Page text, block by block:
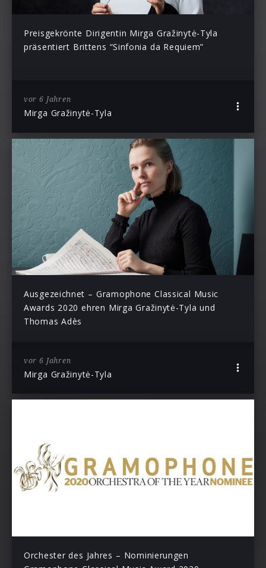
Preisgekrönte Dirigentin Mirga Gražinytė-Tyla
präsentiert Brittens “Sinfonia da Requiem”
vor 6 Jahren
Mirga Gražinytė-Tyla
Ausgezeichnet – Gramophone Classical Music
Awards 2020 ehren Mirga Gražinytė-Tyla und
Thomas Adès
vor 6 Jahren
Mirga Gražinytė-Tyla
Orchester des Jahres – Nominierungen